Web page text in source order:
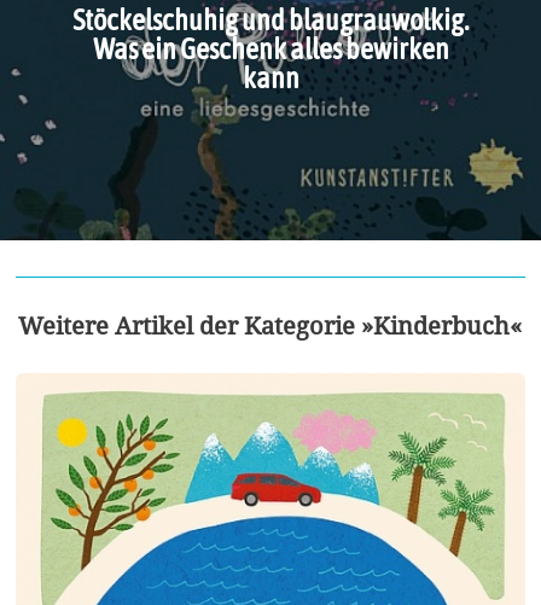
Stöckelschuhig und blaugrauwolkig.
Was ein Geschenk alles bewirken
kann
Weitere Artikel der Kategorie »Kinderbuch«